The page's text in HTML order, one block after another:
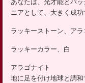
あなたは、光才能とバ
ニアとして、大きく成功
ラッキーストーン、アラ
ラッキーカラー、白
アラゴナイト
地に足を付け地球と調和